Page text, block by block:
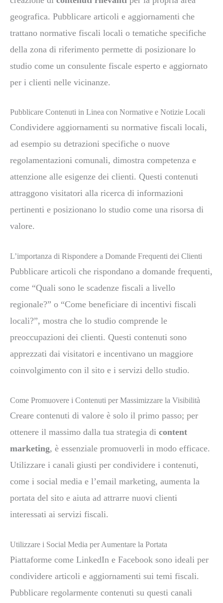
geografica. Pubblicare articoli e aggiornamenti che
trattano normative fiscali locali o tematiche specifiche
della zona di riferimento permette di posizionare lo
studio come un consulente fiscale esperto e aggiornato
per i clienti nelle vicinanze.
Pubblicare Contenuti in Linea con Normative e Notizie Locali
Condividere aggiornamenti su normative fiscali locali,
ad esempio su detrazioni specifiche o nuove
regolamentazioni comunali, dimostra competenza e
attenzione alle esigenze dei clienti. Questi contenuti
attraggono visitatori alla ricerca di informazioni
pertinenti e posizionano lo studio come una risorsa di
valore.
L’importanza di Rispondere a Domande Frequenti dei Clienti
Pubblicare articoli che rispondano a domande frequenti,
come “Quali sono le scadenze fiscali a livello
regionale?” o “Come beneficiare di incentivi fiscali
locali?”, mostra che lo studio comprende le
preoccupazioni dei clienti. Questi contenuti sono
apprezzati dai visitatori e incentivano un maggiore
coinvolgimento con il sito e i servizi dello studio.
Come Promuovere i Contenuti per Massimizzare la Visibilità
Creare contenuti di valore è solo il primo passo; per
ottenere il massimo dalla tua strategia di content
marketing, è essenziale promuoverli in modo efficace.
Utilizzare i canali giusti per condividere i contenuti,
come i social media e l’email marketing, aumenta la
portata del sito e aiuta ad attrarre nuovi clienti
interessati ai servizi fiscali.
Utilizzare i Social Media per Aumentare la Portata
Piattaforme come LinkedIn e Facebook sono ideali per
condividere articoli e aggiornamenti sui temi fiscali.
Pubblicare regolarmente contenuti su questi canali